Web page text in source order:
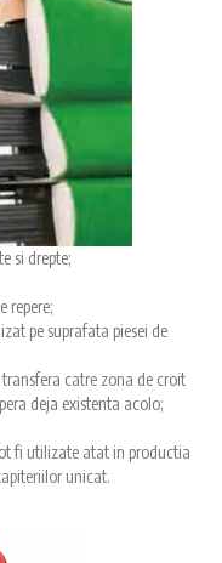
si drepte;
repere;
pe suprafata piesei de
catre zona de croit
deja existenta acolo;
fi utilizate atat in productia
unicat.